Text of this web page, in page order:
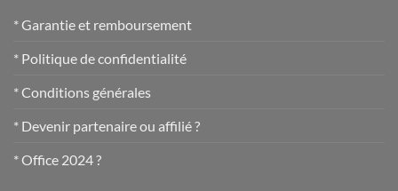
* Garantie et remboursement
* Politique de confidentialité
* Conditions générales
* Devenir partenaire ou affilié ?
* Office 2024 ?